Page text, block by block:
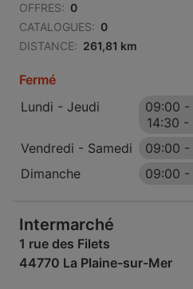
OFFRES: 0
CATALOGUES: 0
DISTANCE: 261,81 km
Fermé
Lundi - Jeudi
09:00 -
14:30 -
Vendredi - Samedi
09:00 -
Dimanche
09:00 -
Intermarché
1 rue des Filets
44770 La Plaine-sur-Mer